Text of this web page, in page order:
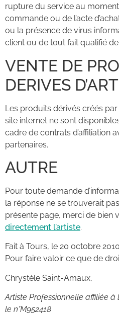
rupture du service au
commande ou de l’acte
ou la présence de virus
client ou de tout fait qualifié
VENTE DE
DERIVES D’ART
Les produits dérivés créés par
site internet ne sont
cadre de contrats d’affiliation
partenaires.
AUTRE
Pour toute demande
la réponse ne se trouverait
présente page, merci de bien
directement l’artiste.
Fait à Tours, le 20 octobre 2010
Pour faire valoir ce que de
Chrystèle Saint-Amaux,
Artiste Professionnelle affiliée à
le n°M952418